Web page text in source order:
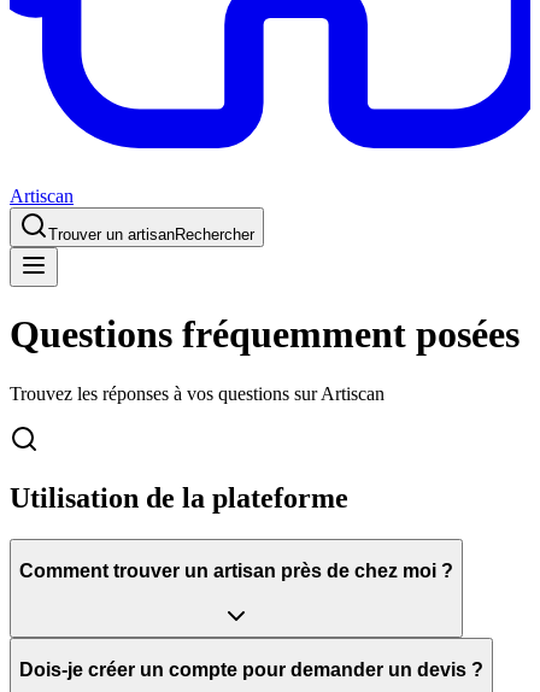
Artiscan
Trouver un artisanRechercher
Questions fréquemment posées
Trouvez les réponses à vos questions sur Artiscan
Utilisation de la plateforme
Comment trouver un artisan près de chez moi ?
Dois-je créer un compte pour demander un devis ?